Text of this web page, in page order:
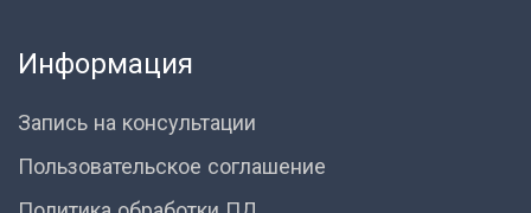
Информация
Запись на консультации
Пользовательское соглашение